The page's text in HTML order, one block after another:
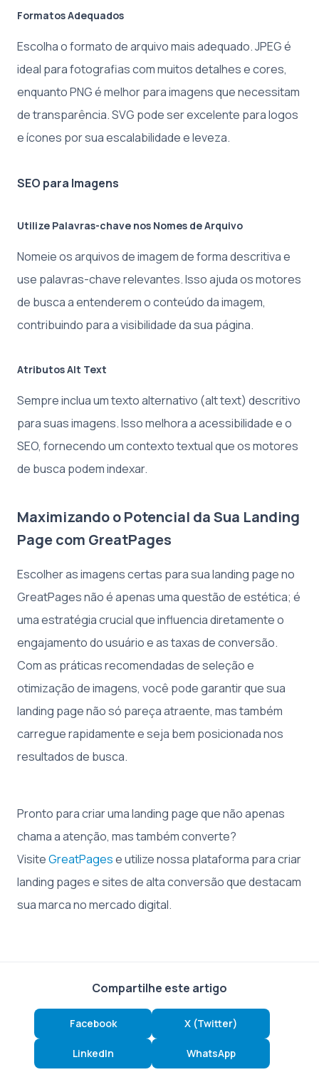
Formatos Adequados
Escolha o formato de arquivo mais adequado. JPEG é
ideal para fotografias com muitos detalhes e cores,
enquanto PNG é melhor para imagens que necessitam
de transparência. SVG pode ser excelente para logos
e ícones por sua escalabilidade e leveza.
SEO para Imagens
Utilize Palavras-chave nos Nomes de Arquivo
Nomeie os arquivos de imagem de forma descritiva e
use palavras-chave relevantes. Isso ajuda os motores
de busca a entenderem o conteúdo da imagem,
contribuindo para a visibilidade da sua página.
Atributos Alt Text
Sempre inclua um texto alternativo (alt text) descritivo
para suas imagens. Isso melhora a acessibilidade e o
SEO, fornecendo um contexto textual que os motores
de busca podem indexar.
Maximizando o Potencial da Sua Landing
Page com GreatPages
Escolher as imagens certas para sua landing page no
GreatPages não é apenas uma questão de estética; é
uma estratégia crucial que influencia diretamente o
engajamento do usuário e as taxas de conversão.
Com as práticas recomendadas de seleção e
otimização de imagens, você pode garantir que sua
landing page não só pareça atraente, mas também
carregue rapidamente e seja bem posicionada nos
resultados de busca.
Pronto para criar uma landing page que não apenas
chama a atenção, mas também converte?
VisiteGreatPagese utilize nossa plataforma para criar
landing pages e sites de alta conversão que destacam
sua marca no mercado digital.
Compartilhe este artigo
Facebook X (Twitter)
LinkedIn WhatsApp